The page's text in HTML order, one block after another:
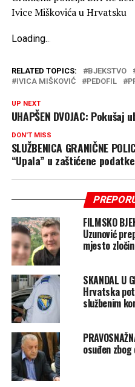
Ivice Miškovića u Hrvatsku
Loading..
RELATED TOPICS: BJEKSTVO
IVICA MIŠKOVIĆ
PEDOFIL
UP NEXT
UHAPŠEN DVOJAC: Pokušaj
DON'T MISS
SLUŽBENICA GRANIČNE
“Upala” u zaštićene podatke
FILMSKO
Uzunović
mjesto
SKANDAL U
Hrvatska
službenim
osuđen